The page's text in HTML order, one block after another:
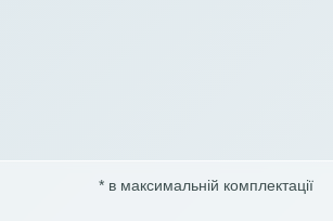
* в максимальній комплектації